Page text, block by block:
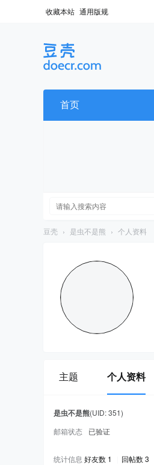
收藏本站 通用版规
首页
豆壳 › 是虫不是熊 › 个人资料
主题 个人资料
是虫不是熊(UID: 351)
邮箱状态
已验证
统计信息 好友数 1 回帖数 3